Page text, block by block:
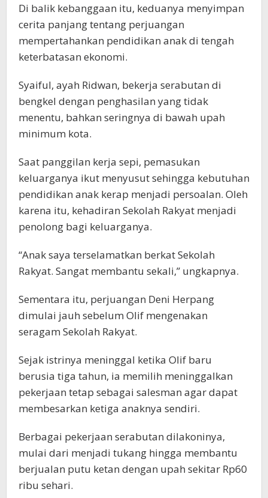
Di balik kebanggaan itu, keduanya menyimpan
cerita panjang tentang perjuangan
mempertahankan pendidikan anak di tengah
keterbatasan ekonomi.
Syaiful, ayah Ridwan, bekerja serabutan di
bengkel dengan penghasilan yang tidak
menentu, bahkan seringnya di bawah upah
minimum kota.
Saat panggilan kerja sepi, pemasukan
keluarganya ikut menyusut sehingga kebutuhan
pendidikan anak kerap menjadi persoalan. Oleh
karena itu, kehadiran Sekolah Rakyat menjadi
penolong bagi keluarganya.
“Anak saya terselamatkan berkat Sekolah
Rakyat. Sangat membantu sekali,” ungkapnya.
Sementara itu, perjuangan Deni Herpang
dimulai jauh sebelum Olif mengenakan
seragam Sekolah Rakyat.
Sejak istrinya meninggal ketika Olif baru
berusia tiga tahun, ia memilih meninggalkan
pekerjaan tetap sebagai salesman agar dapat
membesarkan ketiga anaknya sendiri.
Berbagai pekerjaan serabutan dilakoninya,
mulai dari menjadi tukang hingga membantu
berjualan putu ketan dengan upah sekitar Rp60
ribu sehari.